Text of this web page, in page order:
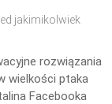
jakimikolwiek
rozwiązania
wielkości ptaka
Facebooka